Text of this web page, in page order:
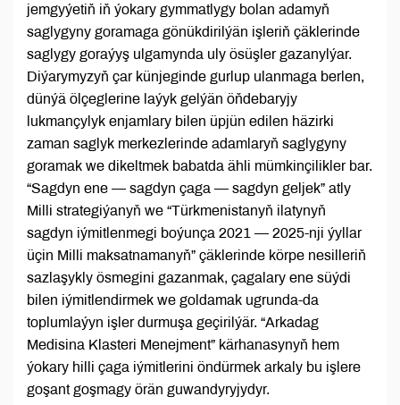
jemgyýetiň iň ýokary gymmatlygy bolan adamyň
saglygyny goramaga gönükdirilýän işleriň çäklerinde
saglygy goraýyş ulgamynda uly ösüşler gazanylýar.
Diýarymyzyň çar künjeginde gurlup ulanmaga berlen,
dünýä ölçeglerine laýyk gelýän öňdebaryjy
lukmançylyk enjamlary bilen üpjün edilen häzirki
zaman saglyk merkezlerinde adamlaryň saglygyny
goramak we dikeltmek babatda ähli mümkinçilikler bar.
“Sagdyn ene — sagdyn çaga — sagdyn geljek” atly
Milli strategiýanyň we “Türkmenistanyň ilatynyň
sagdyn iýmitlenmegi boýunça 2021 — 2025-nji ýyllar
üçin Milli maksatnamanyň” çäklerinde körpe nesilleriň
sazlaşykly ösmegini gazanmak, çagalary ene süýdi
bilen iýmitlendirmek we goldamak ugrunda-da
toplumlaýyn işler durmuşa geçirilýär. “Arkadag
Medisina Klasteri Menejment” kärhanasynyň hem
ýokary hilli çaga iýmitlerini öndürmek arkaly bu işlere
goşant goşmagy örän guwandyryjydyr.